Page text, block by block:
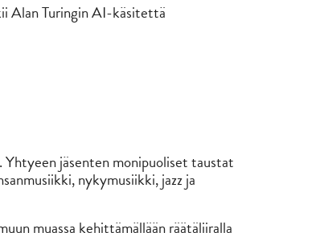
Alan Turingin AI-käsitettä
Yhtyeen jäsenten monipuoliset taustat
nykymusiikki, jazz ja
muassa kehittämällään räätäliiralla